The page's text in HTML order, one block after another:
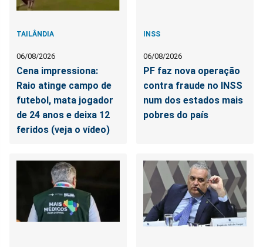
TAILÂNDIA
06/08/2026
Cena impressiona:
Raio atinge campo de
futebol, mata jogador
de 24 anos e deixa 12
feridos (veja o vídeo)
INSS
06/08/2026
PF faz nova operação
contra fraude no INSS
num dos estados mais
pobres do país